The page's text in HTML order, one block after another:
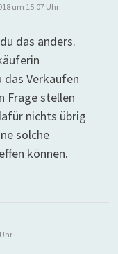
um 15:07 Uhr
das anders.
Verkaufen
Frage stellen
nichts übrig
solche
können.